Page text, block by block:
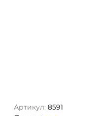
Артикул: 8591